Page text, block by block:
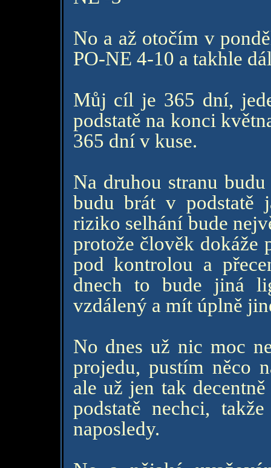
No a až otočím v
PO-NE 4-10 a takhle
Můj cíl je 365 dní,
podstatě na konci
365 dní v kuse.
Na druhou stranu
budu brát v podstatě
riziko selhání bude
protože člověk dokáže
pod kontrolou a
dnech to bude jiná
vzdálený a mít úplně
No dnes už nic moc
projedu, pustím něco
ale už jen tak
podstatě nechci,
naposledy.